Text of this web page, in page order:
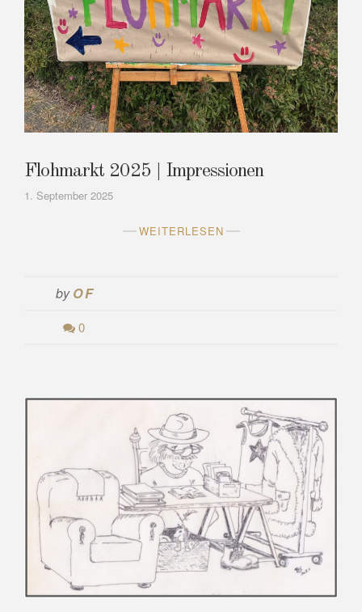
Flohmarkt 2025 | Impressionen
1. September 2025
WEITERLESEN
byOF
0